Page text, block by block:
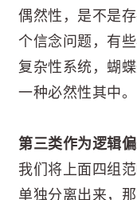
偶然性，是不是
个信念问题，有
复杂性系统，蝴
一种必然性其中。
第三类作为逻辑
我们将上面四组
单独分离出来，